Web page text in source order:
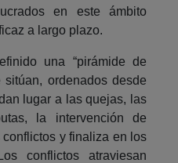
en este ámbito
a largo plazo.
una “pirámide de
sitúan, ordenados desde
lugar a las quejas, las
la intervención de
y finaliza en los
conflictos atraviesan